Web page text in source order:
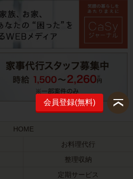
会員登録(無料)
HOME
お料理代行
整理収納
定期サービス